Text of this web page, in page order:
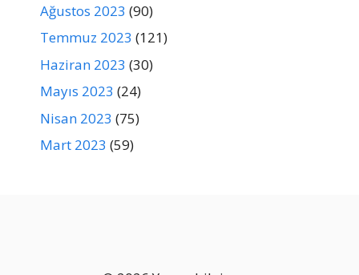
Ağustos 2023 (90)
Temmuz 2023 (121)
Haziran 2023 (30)
Mayıs 2023 (24)
Nisan 2023 (75)
Mart 2023 (59)